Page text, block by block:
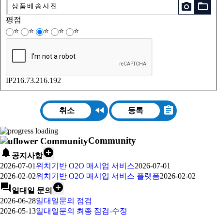
photo_camera folder_open
상품배송사진
평점
⭐
⭐ ⭐ ⭐ ⭐
IP216.73.216.192
취소 fast_rewind 등록 assignment
Community
notifications 공지사항add_circle
2026-07-01 위치기반 O2O 매시업 서비스2026-07-01
2026-02-02위치기반 O2O 매시업 서비스 플랫폼2026-02-02
forum일대일 문의 add_circle
2026-06-28일대일문의 점검
2026-05-13일대일문의 최종 점검-수정